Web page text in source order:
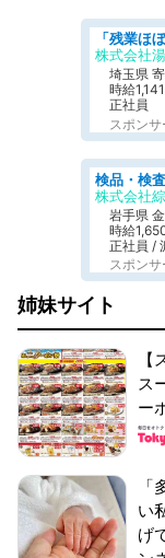
埼玉県
時給
正社員
スポン
株式会社
岩手県
時給
正社員 /
スポン
姉妹サイト
ス
ー
い
げ